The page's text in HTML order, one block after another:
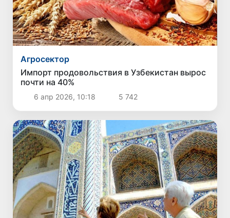
Агросектор
Импорт продовольствия в Узбекистан вырос
почти на 40%
6 апр 2026, 10:18 5 742